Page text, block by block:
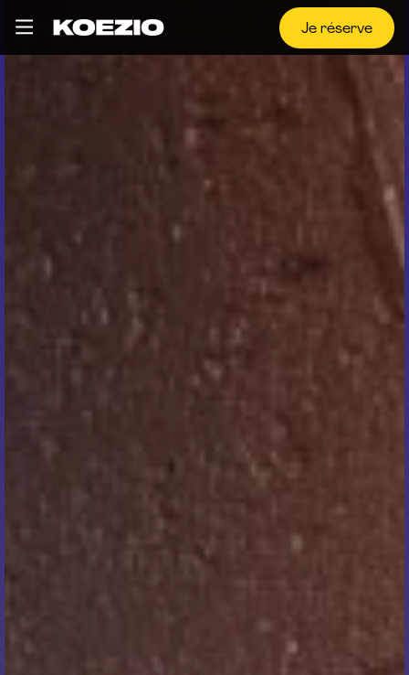
Je réserve